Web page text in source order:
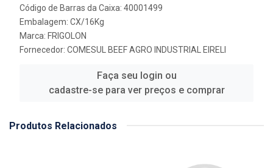
Código de Barras da Caixa: 40001499
Embalagem: CX/16Kg
Marca: FRIGOLON
Fornecedor: COMESUL BEEF AGRO INDUSTRIAL EIRELI
Faça seu login ou
cadastre-se para ver preços e comprar
Produtos Relacionados